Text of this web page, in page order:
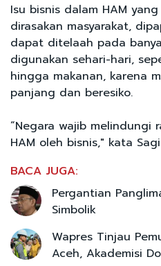
Isu bisnis dalam HAM
dirasakan masyarakat,
dapat ditelaah pada
digunakan sehari-hari,
hingga makanan, karena
panjang dan beresiko.
“Negara wajib melindungi
HAM oleh bisnis," kata
BACA JUGA:
Pergantian
Simbolik
Wapres Tinjau
Aceh, Akademisi